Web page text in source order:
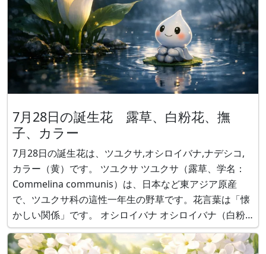
7月28日の誕生花 露草、白粉花、撫
子、カラー
7月28日の誕生花は、ツユクサ,オシロイバナ,ナデシコ,
カラー（黄）です。 ツユクサ ツユクサ（露草、学名：
Commelina communis）は、日本など東アジア原産
で、ツユクサ科の這性一年生の野草です。花言葉は「懐
かしい関係」です。 オシロイバナ オシロイバナ（白粉
花、学名：Mirabilis jalapa）は、メキシコやペルー原産
で、オシロイバナ科オシロイバナ属の一年生／多年生の